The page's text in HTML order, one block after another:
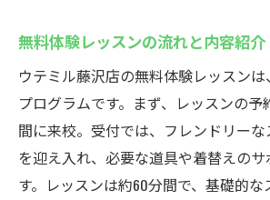
無料体験レッスンの流れと内容紹介
ウテミル藤沢店の無料体験レッスン
プログラムです。まず、レッスンの
間に来校。受付では、フレンドリー
を迎え入れ、必要な道具や着替えの
す。レッスンは約60分間で、基礎的